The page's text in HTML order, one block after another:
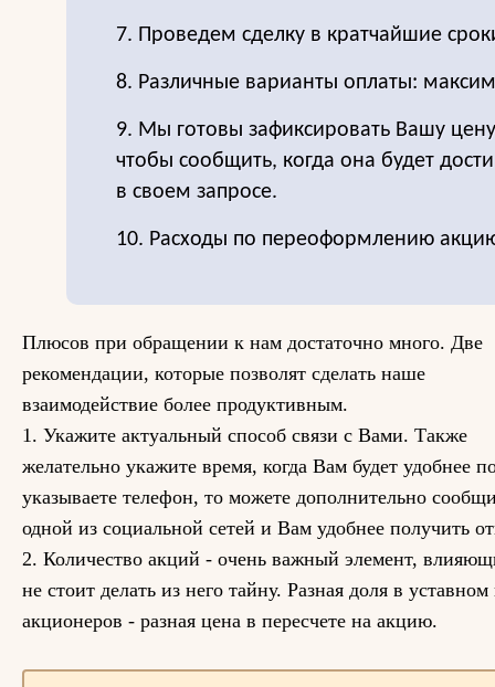
7. Проведем сделку в кратчайшие
8. Различные варианты оплаты:
9. Мы готовы зафиксировать Вашу
чтобы сообщить, когда она будет
в своем запросе.
10. Расходы по переоформлению
Плюсов при обращении к нам достаточно много. Две
рекомендации, которые позволят сделать наше
взаимодействие более продуктивным.
1. Укажите актуальный способ связи с Вами. Также
желательно укажите время, когда Вам будет удобнее
указываете телефон, то можете дополнительно
одной из социальной сетей и Вам удобнее получить
2. Количество акций - очень важный элемент,
не стоит делать из него тайну. Разная доля в
акционеров - разная цена в пересчете на акцию.